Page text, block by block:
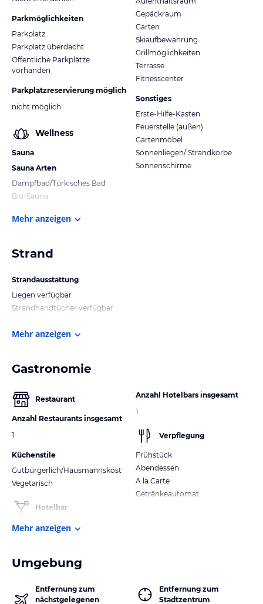
Parkmöglichkeiten
Parkplatz
Parkplatz überdacht
Öffentliche Parkplätze
vorhanden
Parkplatzreservierung möglich
nicht möglich
Wellness
Sauna
Sauna Arten
Dampfbad/Türkisches Bad
Bio-Sauna
Gepäckraum
Garten
Skiaufbewahrung
Grillmöglichkeiten
Terrasse
Fitnesscenter
Sonstiges
Erste-Hilfe-Kasten
Feuerstelle (außen)
Gartenmöbel
Sonnenliegen/ Strandkörbe
Sonnenschirme
Mehr anzeigen
Strand
Strandausstattung
Liegen verfügbar
Strandhandtücher verfügbar
Mehr anzeigen
Gastronomie
Restaurant
Anzahl Restaurants insgesamt
1
Küchenstile
Gutbürgerlich/Hausmannskost
Vegetarisch
Hotelbar
Anzahl Hotelbars insgesamt
1
Verpflegung
Frühstück
Abendessen
A la Carte
Getränkeautomat
Mehr anzeigen
Umgebung
Entfernung zum
nächstgelegenen
Entfernung zum
Stadtzentrum